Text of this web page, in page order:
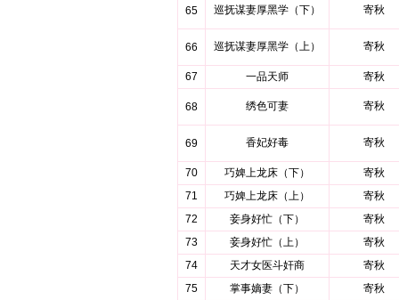
65 巡抚谋妻厚黑学（下） 寄秋
66 巡抚谋妻厚黑学（上） 寄秋
67 一品天师 寄秋
68 绣色可妻 寄秋
69 香妃好毒 寄秋
70 巧婢上龙床（下）
寄秋
71
巧婢上龙床（上）
寄秋
72
妾身好忙（下）
寄秋
73
妾身好忙（上）
寄秋
74
天才女医斗奸商
寄秋
75
掌事嫡妻（下）
寄秋